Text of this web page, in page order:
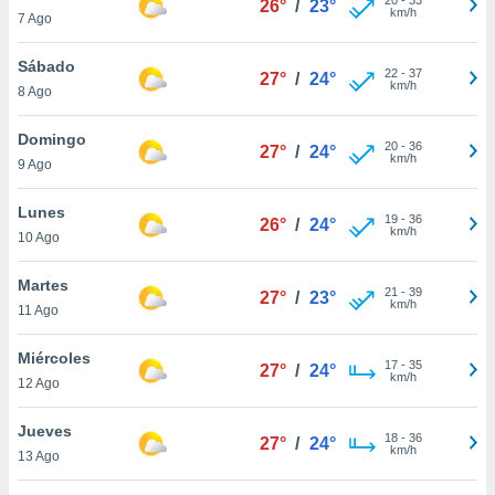
más
nuestra
y
de
disponible
cookies
aceptar
7 Ago
26° / 23°
km/h
Sábado
8 Ago
27° / 24° 22- 37
km/h
Domingo
9 Ago
27° / 24° 20- 36
km/h
Lunes
10 Ago
26° / 24° 19- 36
km/h
Martes
11 Ago
27° / 23° 21 - 39
km/h
Miércoles
12 Ago
27° / 24° 17- 35
km/h
Jueves
13 Ago
27° / 24° 18- 36
km/h